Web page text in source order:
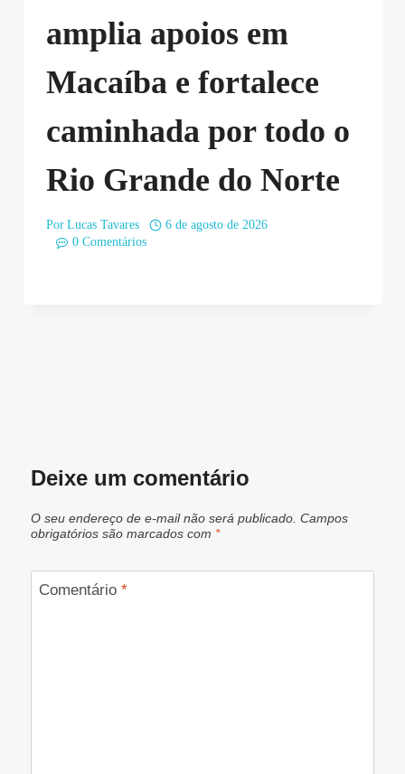
amplia apoios em
Macaíba e fortalece
caminhada por todo o
Rio Grande do Norte
Por Lucas Tavares
6 de agosto de 2026
0 Comentários
Deixe um comentário
O seu endereço de e-mail não será publicado. Campos
obrigatórios são marcados com *
Comentário *